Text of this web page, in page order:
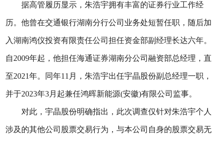
据高管履历显示，朱浩宇拥有丰富的证券行业工作经
历。他曾在交通银行湖南分行公司业务处短暂任职，随后加
入湖南鸿仪投资有限责任公司担任资金部副经理长达六年。
自2009年起，他担任海通证券湖南分公司融资部总经理，直
至2021年。同年11月，朱浩宇出任宇晶股份副总经理一职，
并于2023年3月起兼任鸿晖新能源(安徽)有限公司监事。
对此，宇晶股份明确指出，此次调查仅针对朱浩宇个人
涉及的其他公司股票交易行为，与本公司自身的股票交易无